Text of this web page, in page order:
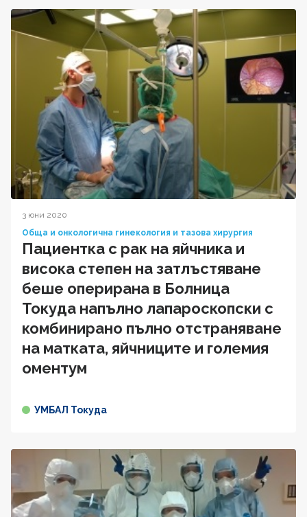
3 юни 2020
Обща и онкологична гинекология и тазова хирургия
Пациентка с рак на яйчника и
висока степен на затлъстяване
беше оперирана в Болница
Токуда напълно лапароскопски с
комбинирано пълно отстраняване
на матката, яйчниците и големия
оментум
УМБАЛ Токуда